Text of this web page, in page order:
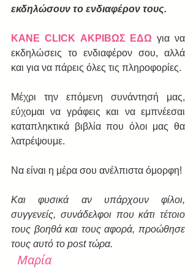
εκδηλώσουν το ενδιαφέρον τους.
ΚΑΝΕ CLICK ΑΚΡΙΒΩΣ ΕΔΩ για να
εκδηλώσεις το ενδιαφέρον σου, αλλά
και για να πάρεις όλες τις πληροφορίες.
Μέχρι την επόμενη συνάντησή μας,
εύχομαι να γράφεις και να εμπνέεσαι
καταπληκτικά βιβλία που όλοι μας θα
λατρέψουμε.
Να είναι η μέρα σου ανέλπιστα όμορφη!
Και φυσικά αν υπάρχουν φίλοι,
συγγενείς, συνάδελφοι που κάτι τέτοιο
τους βοηθά και τους αφορά, προώθησε
τους αυτό το post τώρα.
Μαρία